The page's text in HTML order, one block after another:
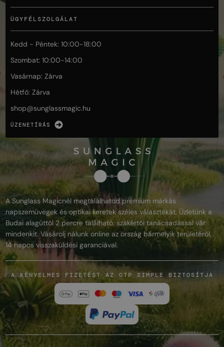
ÜGYFÉLSZOLGÁLAT
Kedd - Péntek: 10:00-18:00
Szombat: 10:00-14:00
Vasárnap: Zárva
Hétfő: Zárva
shop@sunglassmagic.hu
ÜZENETÍRÁS
A Sunglass Magicnél megtalálhatod prémium márkás
napszemüvegek és optikai keretek széles választékát. Üzletünk a
Budai alagúttól 2 percre található, szakértői tanácsadással vár
mindenkit. Vásárolj nálunk online az ország bármelyik területéről,
14 napos visszaküldési garanciával.
A KÉNYELMES FIZETÉST AZ OTP SIMPLE BIZTOSÍTJA